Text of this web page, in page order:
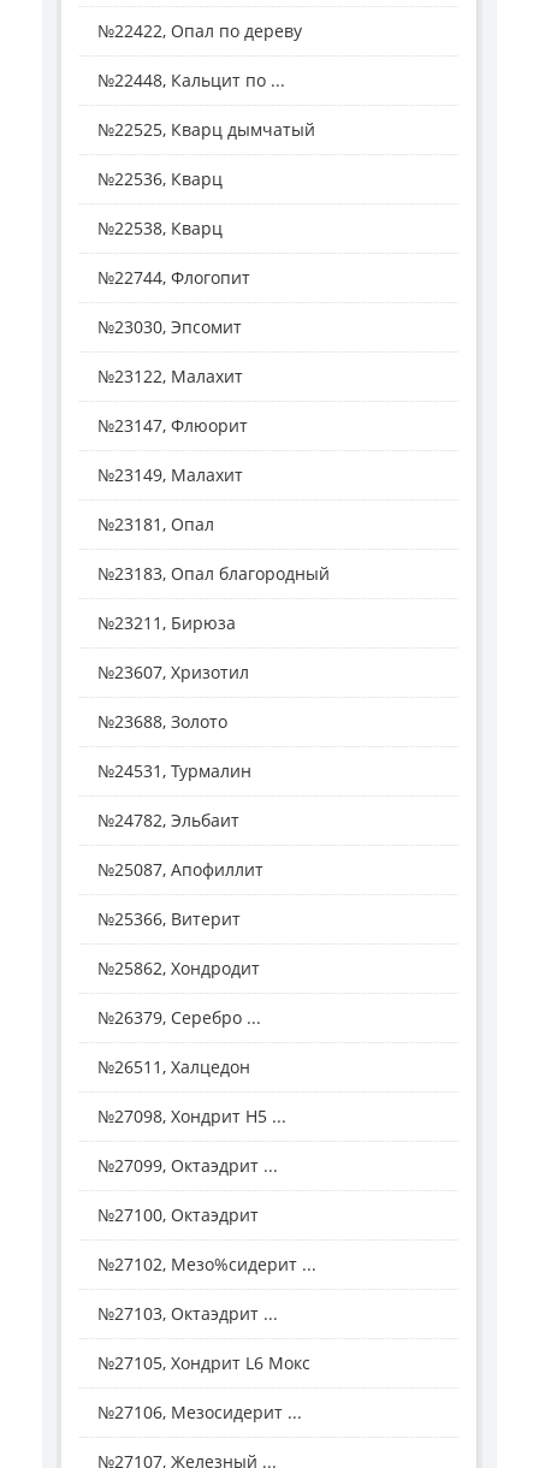
№22422, Опал по дереву
№22448, Кальцит по ...
№22525, Кварц дымчатый
№22536, Кварц
№22538, Кварц
№22744, Флогопит
№23030, Эпсомит
№23122, Малахит
№23147, Флюорит
№23149, Малахит
№23181, Опал
№23183, Опал благородный
№23211, Бирюза
№23607, Хризотил
№23688, Золото
№24531, Турмалин
№24782, Эльбаит
№25087, Апофиллит
№25366, Витерит
№25862, Хондродит
№26379, Серебро ...
№26511, Халцедон
№27098, Хондрит H5 ...
№27099, Октаэдрит ...
№27100, Октаэдрит
№27102, Мезо%сидерит ...
№27103, Октаэдрит ...
№27105, Хондрит L6 Мокс
№27106, Мезосидерит ...
№27107, Железный ...